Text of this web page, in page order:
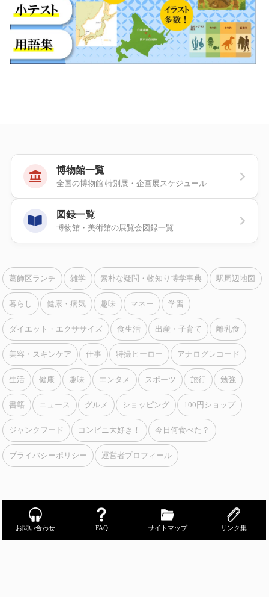
博物館一覧
全国の博物館 特別展・企画展スケジュール
図録一覧
博物館・美術館の展覧会図録一覧
葛飾区ランチ 雑学 素朴な疑問・物知り博学事典 駅周辺地図
暮らし 健康・病気 趣味 マネー 学習
ダイエット・エクササイズ 食生活 出産・子育て 離乳食
美容・スキンケア 仕事 特撮ヒーロー アナログレコード
生活 健康 趣味 エンタメ スポーツ 旅行 勉強
書籍 ニュース グルメ ショッピング 100円ショップ
ジャンクフード コンビニ大好き！ 今日何食べた？
プライバシーポリシー 運営者プロフィール
お問い合わせ FAQ サイトマップ リンク集